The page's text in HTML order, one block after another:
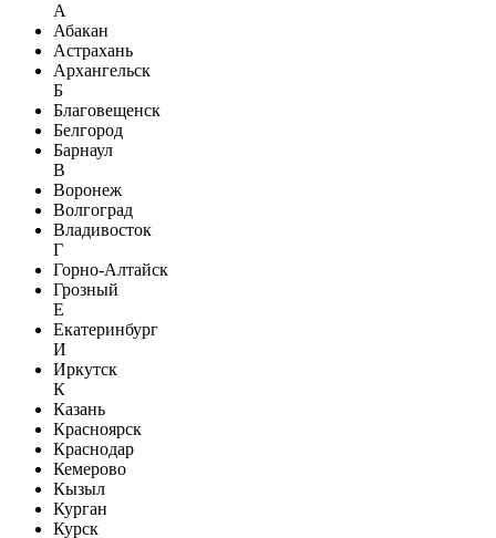
А
Абакан
Астрахань
Архангельск
Б
Благовещенск
Белгород
Барнаул
В
Воронеж
Волгоград
Владивосток
Г
Горно-Алтайск
Грозный
Е
Екатеринбург
И
Иркутск
К
Казань
Красноярск
Краснодар
Кемерово
Кызыл
Курган
Курск